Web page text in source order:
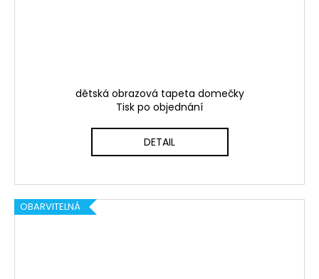
dětská obrazová tapeta domečky
Tisk po objednání
DETAIL
OBARVITELNÁ